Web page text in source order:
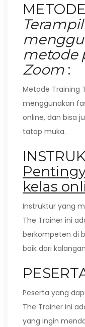
METODE
metode
Zoom :
Metode Training
menggunakan
online, dan bisa
tatap muka.
kelas
Instruktur yang
The Trainer ini
berkompeten di
baik dari
Peserta yang
The Trainer ini
yang ingin